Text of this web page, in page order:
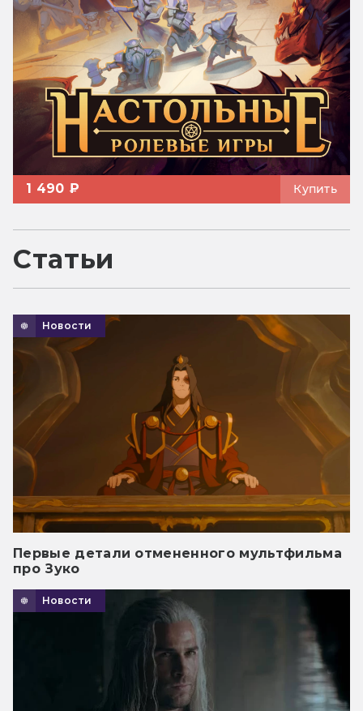
1 490 ₽ Купить
Статьи
Новости
Первые детали отмененного мультфильма
про Зуко
Новости